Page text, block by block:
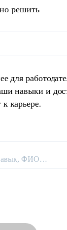
решить
для
навыки и
карьере.
навык, ФИО…